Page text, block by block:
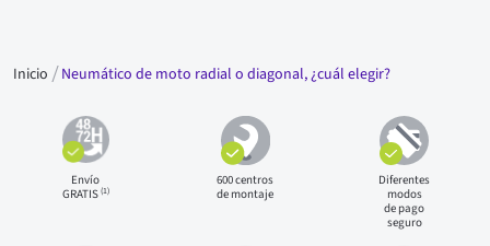
Inicio Neumático de moto radial o diagonal, ¿cuál elegir?
Envío
GRATIS(1)
600 centros
de montaje
Diferentes
modos
de pago
seguro